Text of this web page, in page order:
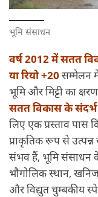
भूमि संसाधन
वर्ष 2012 में सतत
या रियो +20 सम्मेलन
भूमि और मिट्टी का
सतत विकास के
लिए एक प्रस्ताव पास
प्राकृतिक रूप से
संभव हैं, भूमि संसाधन
भौगोलिक स्थान,
और विद्युत चुम्बकीय